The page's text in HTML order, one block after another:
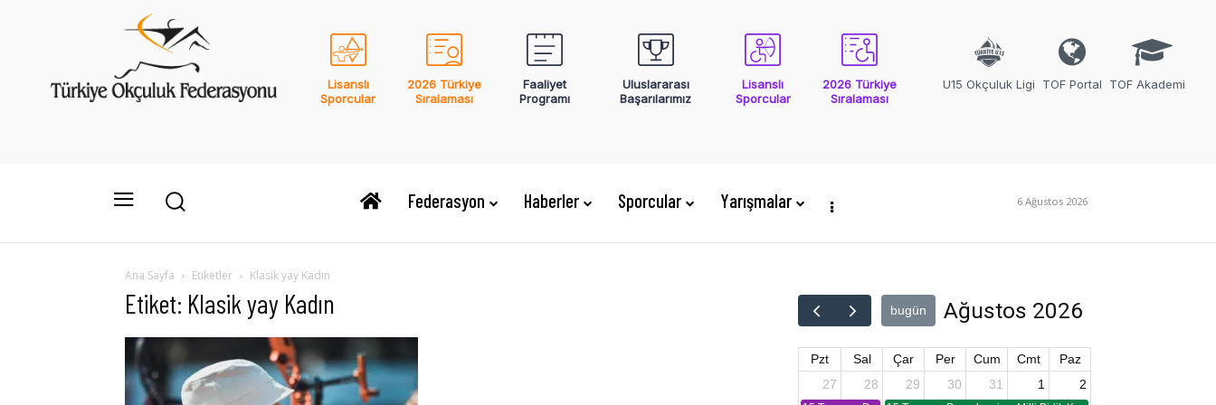
Lisanslı
Sporcular
2026 Türkiye
Sıralaması
Faaliyet
Programı
Uluslararası
Başarılarımız
Lisanslı
Sporcular
2026 Türkiye
Sıralaması
U15 Okçuluk Ligi TOF Portal TOF Akademi
Federasyon Haberler Sporcular Yarışmalar 6 Ağustos 2026
Ana Sayfa Etiketler Klasik yay Kadın
Etiket: Klasik yay Kadın bugün Ağustos 2026
Pzt Sal Çar Per Cum Cmt
Paz
27
28 29 30 31 1 2